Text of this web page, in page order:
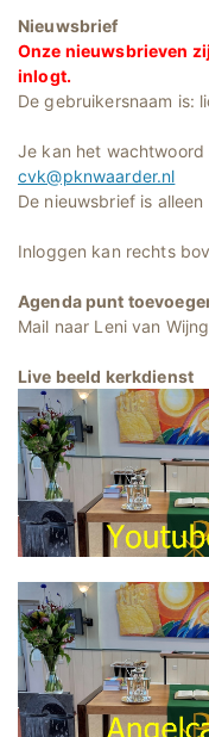
Nieuwsbrief
Onze nieuwsbrieven
inlogt.
De gebruikersnaam is:
Je kan het
cvk@pknwaarder.nl
De nieuwsbrief is
Inloggen kan rechts
Agenda punt
Mail naar Leni van
Live beeld kerkdienst